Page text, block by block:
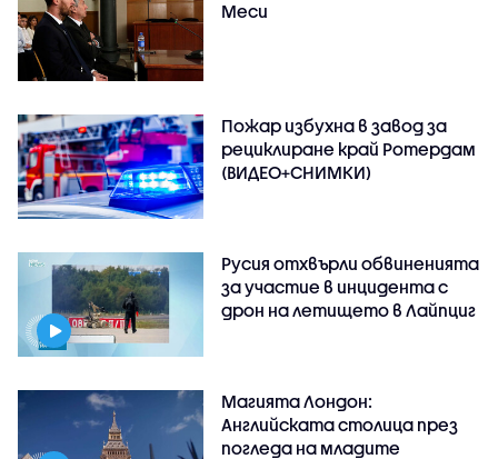
Меси
Пожар избухна в завод за
рециклиране край Ротердам
(ВИДЕО+СНИМКИ)
Русия отхвърли обвиненията
за участие в инцидента с
дрон на летището в Лайпциг
Магията Лондон:
Английската столица през
погледа на младите